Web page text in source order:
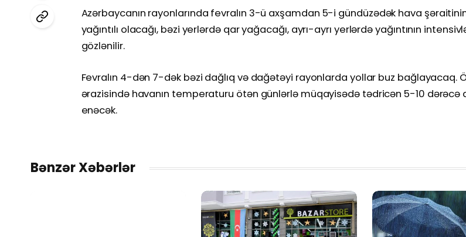
Azərbaycanın rayonlarında fevralın 3-ü axşamdan 5-i gündüzədək hava
yağıntılı olacağı, bəzi yerlərdə qar yağacağı, ayrı-ayrı yerlərdə yağıntının
gözlənilir.
Fevralın 4-dən 7-dək bəzi dağlıq və dağətəyi rayonlarda yollar buz bağlayacaq.
ərazisində havanın temperaturu ötən günlərlə müqayisədə tədricən 5-10 dərəcə
enəcək.
Bənzər Xəbərlər